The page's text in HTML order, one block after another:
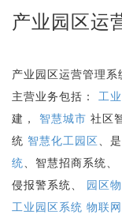
产业园区运
产业园区运营管理系
主营业务包括： 工
建， 智慧城市 社区
统 智慧化工园区 、
统 、智慧招商系统、
侵报警系统、 园区
工业园区系统 物联网